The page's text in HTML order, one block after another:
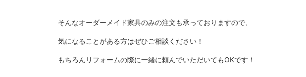
そんなオーダーメイド家具のみの注文も承っておりますので、
気になることがある方はぜひご相談ください！
もちろんリフォームの際に一緒に頼んでいただいてもOKです！